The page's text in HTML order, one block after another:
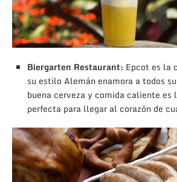
Biergarten Restaurant: Epcot es la
su estilo Alemán enamora a todos
buena cerveza y comida caliente es
perfecta para llegar al corazón de